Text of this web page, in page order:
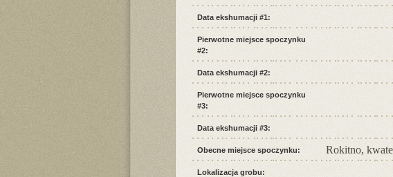
Data ekshumacji #1:
Pierwotne miejsce spoczynku
#2:
Data ekshumacji #2:
Pierwotne miejsce spoczynku
#3:
Data ekshumacji #3:
Obecne miejsce spoczynku: Rokitno,
Lokalizacja grobu: